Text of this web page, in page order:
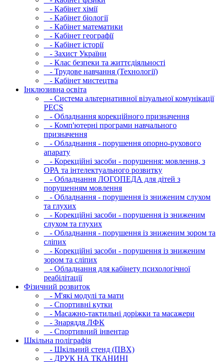
- Кабінет хімії
- Кабінет біології
- Кабінет математики
- Кабінет географії
- Кабінет історії
- Захист України
- Клас безпеки та життєдіяльності
- Трудове навчання (Технології)
- Кабінет мистецтва
Інклюзивна освіта
- Система альтернативної візуальної комунікації
PECS
- Обладнання корекційного призначення
- Комп'ютерні програми навчального
призначення
- Обладнання - порушення опорно-рухового
апарату
- Корекційні засоби - порушення: мовлення, з
ОРА та інтелектуального розвитку
- Обладнання ЛОГОПЕДА для дітей з
порушенням мовлення
- Обладнання - порушення із зниженим слухом
та глухих
- Корекційні засоби - порушення із зниженим
слухом та глухих
- Обладнання - порушення із зниженим зором та
сліпих
- Корекційні засоби - порушення із зниженим
зором та сліпих
- Обладнання для кабінету психологічної
реабілітації
Фізичний розвиток
- М'які модулi та мати
- Спортивні кутки
- Масажно-тактильні доріжки та масажери
- Знаряддя ЛФК
- Спортивний інвентар
Шкільна поліграфія
- Шкільний стенд (ПВХ)
- ДРУК НА ТКАНИНІ